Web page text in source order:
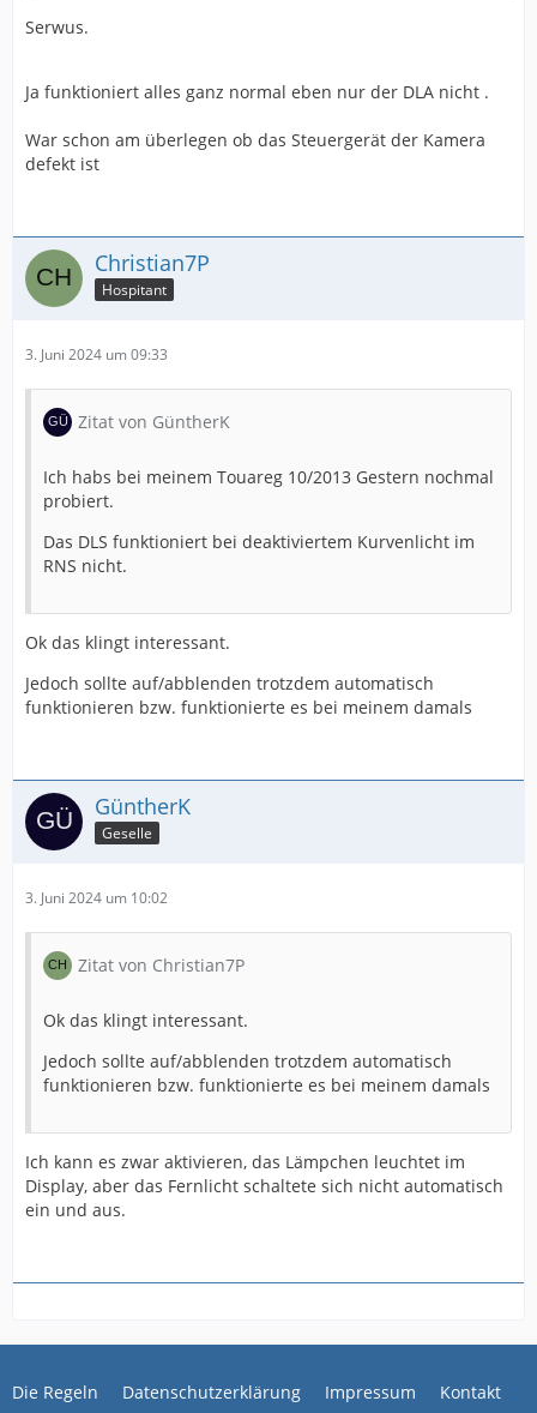
Serwus.
Ja funktioniert alles ganz normal eben nur der DLA nicht .
War schon am überlegen ob das Steuergerät der Kamera
defekt ist
Christian7P
Hospitant
3. Juni 2024 um 09:33
Zitat von GüntherK
Ich habs bei meinem Touareg 10/2013 Gestern nochmal
probiert.
Das DLS funktioniert bei deaktiviertem Kurvenlicht im
RNS nicht.
Ok das klingt interessant.
Jedoch sollte auf/abblenden trotzdem automatisch
funktionieren bzw. funktionierte es bei meinem damals
GüntherK
Geselle
3. Juni 2024 um 10:02
Zitat von Christian7P
Ok das klingt interessant.
Jedoch sollte auf/abblenden trotzdem automatisch
funktionieren bzw. funktionierte es bei meinem damals
Ich kann es zwar aktivieren, das Lämpchen leuchtet im
Display, aber das Fernlicht schaltete sich nicht automatisch
ein und aus.
Die Regeln Datenschutzerklärung Impressum Kontakt